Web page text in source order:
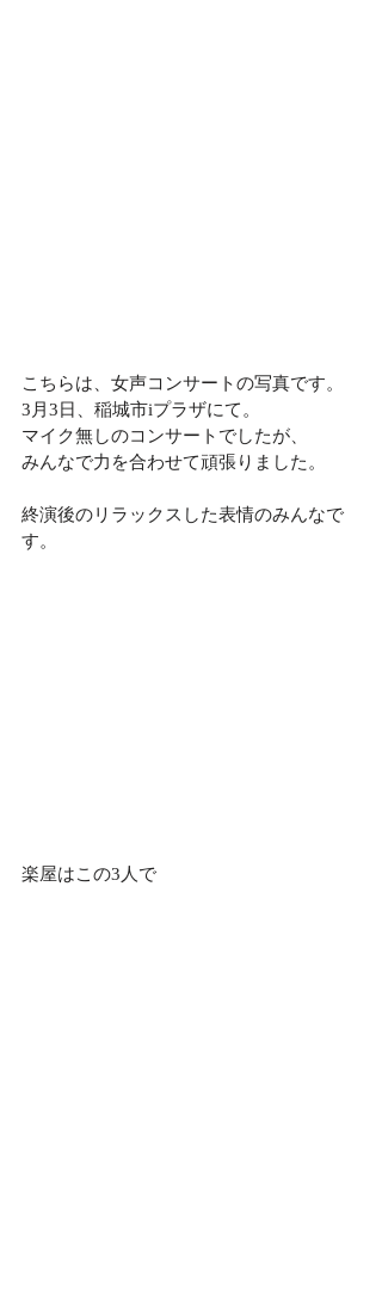
こちらは、女声コンサートの写真です。
3月3日、稲城市iプラザにて。
マイク無しのコンサートでしたが、
みんなで力を合わせて頑張りました。
終演後のリラックスした表情のみんなで
す。
楽屋はこの3人で